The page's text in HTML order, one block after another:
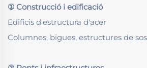
① Construcció i edificació
Edificis d'estructura d'acer
Columnes, bigues, estructures de